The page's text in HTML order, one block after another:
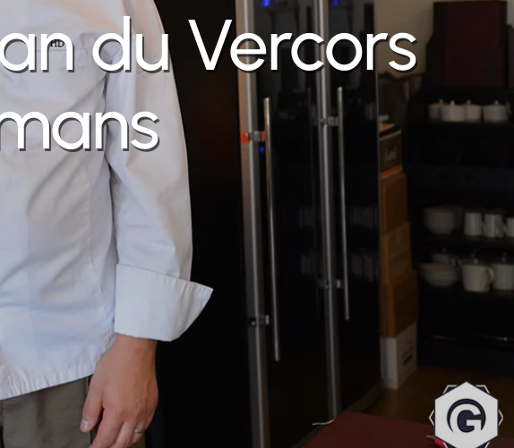
du Vercors